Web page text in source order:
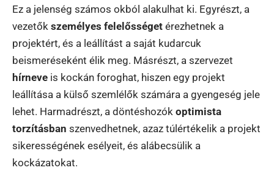
Ez a jelenség számos okból alakulhat ki. Egyrészt, a
vezetők személyes felelősséget érezhetnek a
projektért, és a leállítást a saját kudarcuk
beismeréseként élik meg. Másrészt, a szervezet
hírneve is kockán foroghat, hiszen egy projekt
leállítása a külső szemlélők számára a gyengeség jele
lehet. Harmadrészt, a döntéshozók optimista
torzításban szenvedhetnek, azaz túlértékelik a projekt
sikerességének esélyeit, és alábecsülik a
kockázatokat.